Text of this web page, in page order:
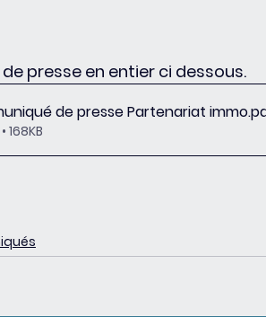
presse en entier ci dessous.
de presse Partenariat immo
168KB